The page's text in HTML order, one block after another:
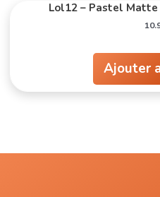
Lol12 – Pastel
Ajouter